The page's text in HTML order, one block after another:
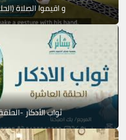
و اقيموا الصلاة
ثواب الأذكار -